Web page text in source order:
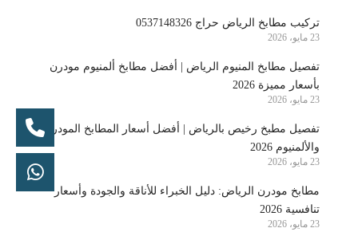
تركيب مطابخ الرياض حراج 0537148326
23 مايو، 2026
تفصيل مطابخ المنيوم الرياض | أفضل مطابخ ألمنيوم مودرن
بأسعار مميزة 2026
23 مايو، 2026
تفصيل مطبخ رخيص بالرياض | أفضل أسعار المطابخ المودرن
والألمنيوم 2026
23 مايو، 2026
مطابخ مودرن الرياض: دليل الخبراء للأناقة والجودة وأسعار
تنافسية 2026
23 مايو، 2026